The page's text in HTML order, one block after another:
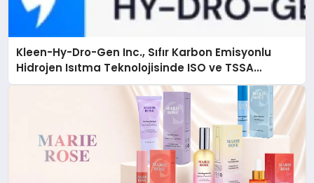
Kleen-Hy-Dro-Gen Inc., Sıfır Karbon Emisyonlu
Hidrojen Isıtma Teknolojisinde ISO ve TSSA
Düzenleyici Onaylarını Aldı